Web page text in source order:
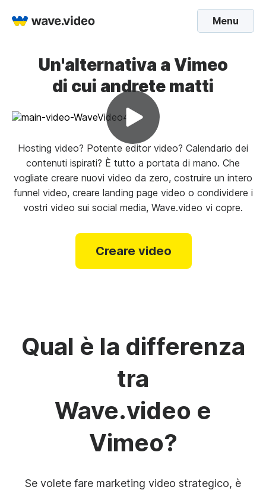
Menu
Un'alternativa a Vimeo
di cui andrete matti
Hosting video? Potente editor video? Calendario dei
contenuti ispirati? È tutto a portata di mano. Che
vogliate creare nuovi video da zero, costruire un intero
funnel video, creare landing page video o condividere i
vostri video sui social media, Wave.video vi copre.
Creare video
Qual è la differenza
tra
Wave.video e
Vimeo?
Se volete fare marketing video strategico, è